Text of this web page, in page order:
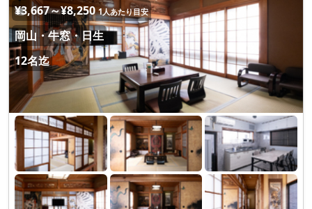
¥3,667～¥8,250 1人あたり目安
岡山・牛窓・日生
12名迄